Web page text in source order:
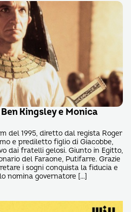
Kingsley e Monica
del 1995, diretto dal regista Roger
e prediletto figlio di Giacobbe,
dai fratelli gelosi. Giunto in Egitto,
del Faraone, Putifarre. Grazie
i sogni conquista la fiducia e
nomina governatore […]